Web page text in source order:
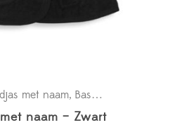
met naam, Basics
naam – Zwart